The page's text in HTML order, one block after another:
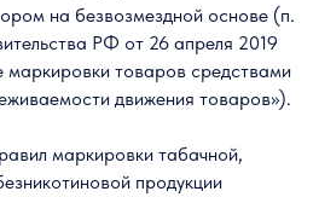
на безвозмездной основе (п.
РФ от 26 апреля 2019
товаров средствами
движения товаров»).
маркировки табачной,
продукции